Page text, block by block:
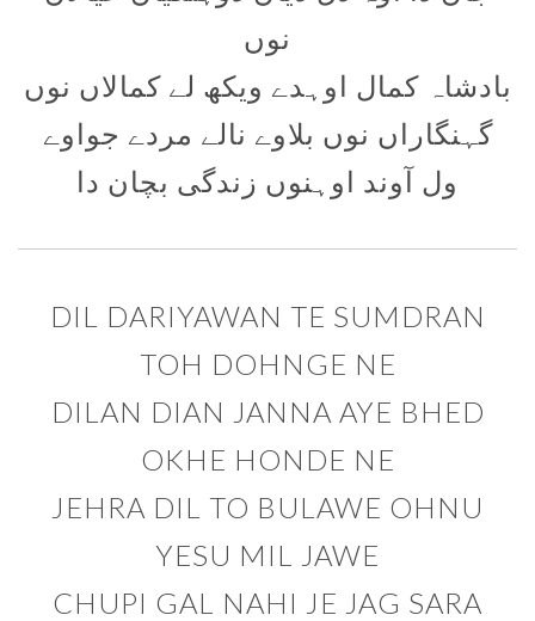
نوں
بادشاہ کمال اوہدے ویکھ لے کمالاں نوں
گہنگاراں نوں بلاوے نالے مردے جواوے
ول آوند اوہنوں زندگی بچان دا
DIL DARIYAWAN TE SUMDRAN
TOH DOHNGE NE
DILAN DIAN JANNA AYE BHED
OKHE HONDE NE
JEHRA DIL TO BULAWE OHNU
YESU MIL JAWE
CHUPI GAL NAHI JE JAG SARA